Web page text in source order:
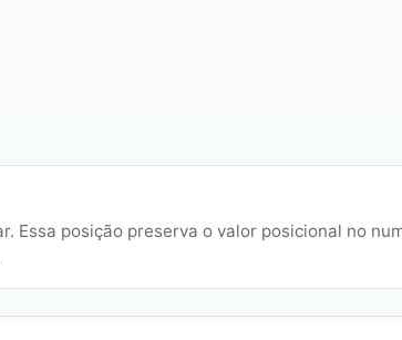
Essa posição preserva o valor posicional no